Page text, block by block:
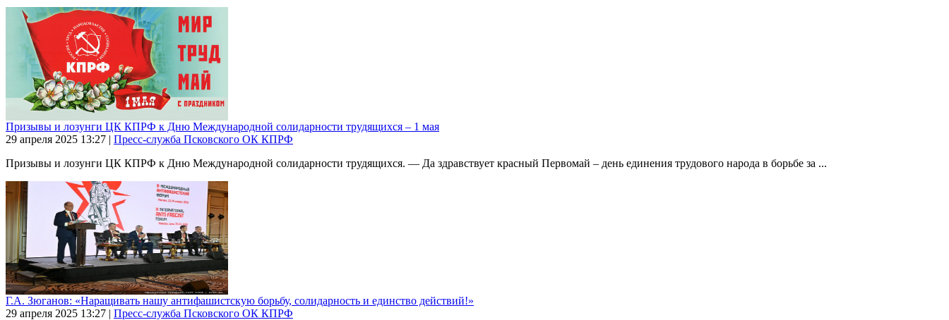
Призывы и лозунги ЦК КПРФ к Дню Международной солидарности трудящихся – 1 мая
29 апреля 2025 13:27 | Пресс-служба Псковского ОК КПРФ
Призывы и лозунги ЦК КПРФ к Дню Международной солидарности трудящихся. — Да здравствует красный Первомай – день единения трудового народа в борьбе за ...
Г.А. Зюганов: «Наращивать нашу антифашистскую борьбу, солидарность и единство действий!»
29 апреля 2025 13:27 | Пресс-служба Псковского ОК КПРФ